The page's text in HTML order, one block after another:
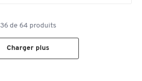
36de 64 produits
Charger plus